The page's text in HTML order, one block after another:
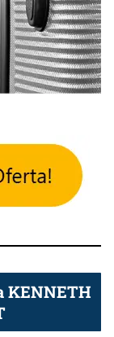
KENNETH